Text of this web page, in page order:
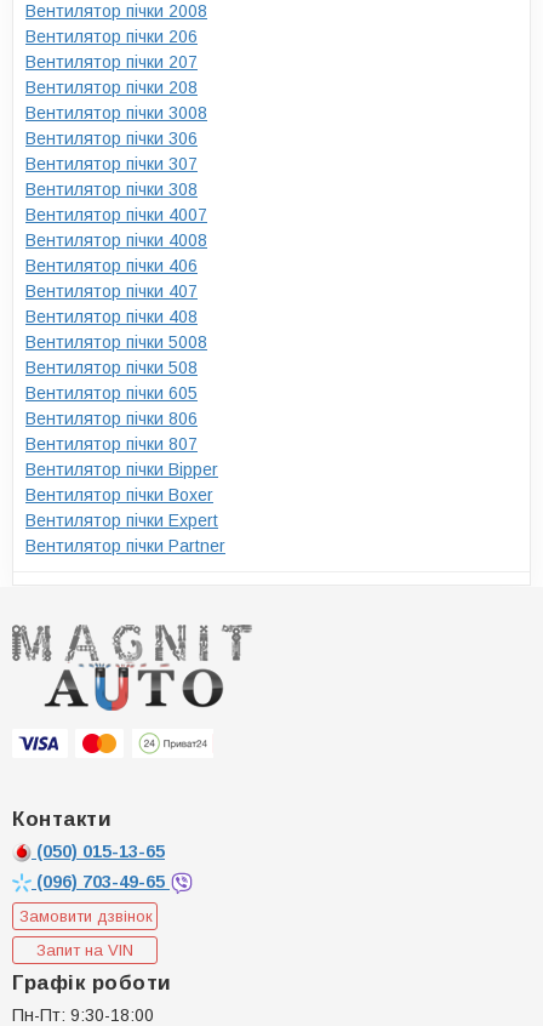
Вентилятор пічки 2008
Вентилятор пічки 206
Вентилятор пічки 207
Вентилятор пічки 208
Вентилятор пічки 3008
Вентилятор пічки 306
Вентилятор пічки 307
Вентилятор пічки 308
Вентилятор пічки 4007
Вентилятор пічки 4008
Вентилятор пічки 406
Вентилятор пічки 407
Вентилятор пічки 408
Вентилятор пічки 5008
Вентилятор пічки 508
Вентилятор пічки 605
Вентилятор пічки 806
Вентилятор пічки 807
Вентилятор пічки Bipper
Вентилятор пічки Boxer
Вентилятор пічки Expert
Вентилятор пічки Partner
Контакти
(050) 015-13-65
(096) 703-49-65
Замовити дзвінок
Запит на VIN
Графік роботи
Пн-Пт: 9:30-18:00